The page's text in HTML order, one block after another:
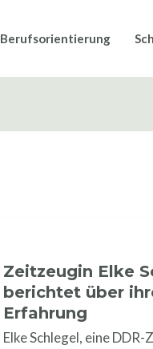
Berufsorientierung
Zeitzeugin Elke
berichtet über
Erfahrung
Elke Schlegel, eine DDR-
Schlegel
berichtet
über
ihre